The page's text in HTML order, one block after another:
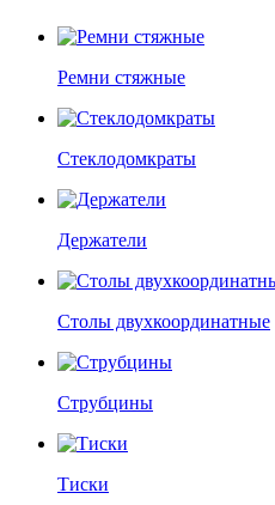
Ремни стяжные
Стеклодомкраты
Держатели
Столы двухкоординатные
Струбцины
Тиски